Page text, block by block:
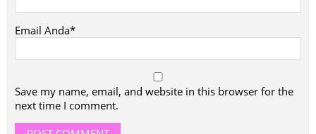
Email Anda*
Save my name, email, and website in this browser for the
next time I comment.